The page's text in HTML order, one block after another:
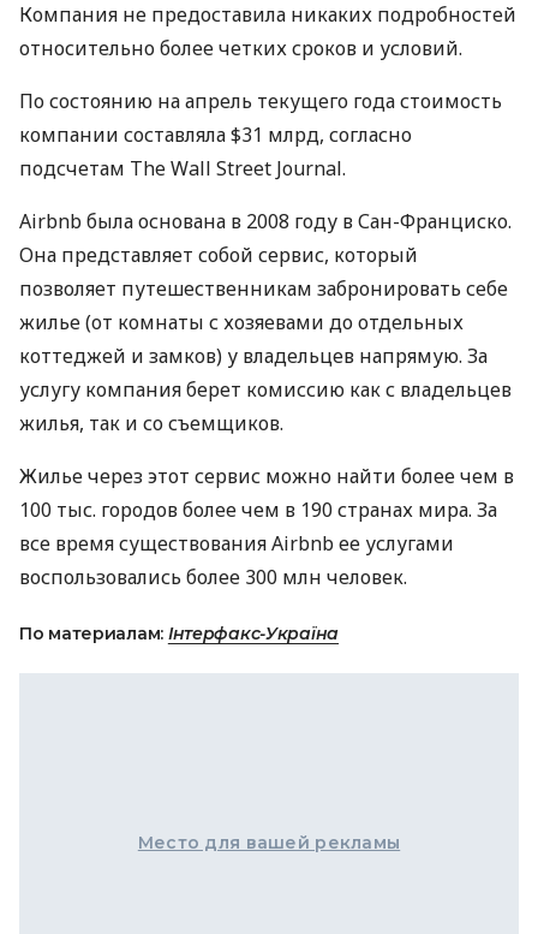
Компания не предоставила никаких подробностей
относительно более четких сроков и условий.
По состоянию на апрель текущего года стоимость
компании составляла $31 млрд, согласно
подсчетам The Wall Street Journal.
Airbnb была основана в 2008 году в Сан-Франциско.
Она представляет собой сервис, который
позволяет путешественникам забронировать себе
жилье (от комнаты с хозяевами до отдельных
коттеджей и замков) у владельцев напрямую. За
услугу компания берет комиссию как с владельцев
жилья, так и со съемщиков.
Жилье через этот сервис можно найти более чем в
100 тыс. городов более чем в 190 странах мира. За
все время существования Airbnb ее услугами
воспользовались более 300 млн человек.
По материалам: Інтерфакс-Україна
Место для вашей рекламы